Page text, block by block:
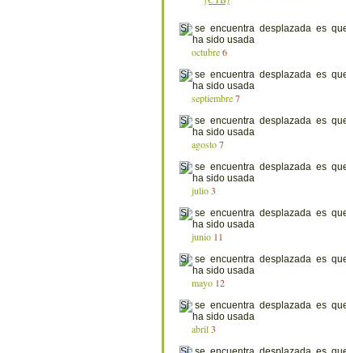
octubre 6
septiembre 7
agosto 7
julio 3
junio 11
mayo 12
abril 3